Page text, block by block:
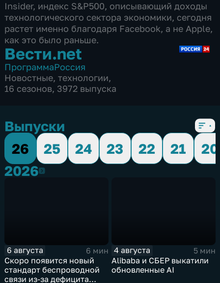
Insider, индекс S&P500, описывающий доходы
технологического сектора экономики, сегодня
растет именно благодаря Facebook, а не Apple,
как это было раньше.
Вести.net
ПрограммаРоссия
Новостные,технологии,
16 сезонов, 3972 выпуска
Выпуски
26
25 24 23 22 21
20
20262026
6 августа
6 мин
Скоро появится новый
стандарт беспроводной
связи из-за дефицита
4 августа
5 мин
Alibaba и СБЕР выкатили
обновленные AI